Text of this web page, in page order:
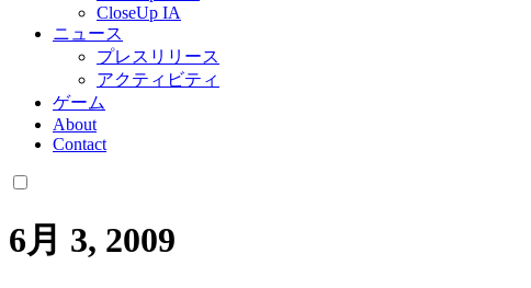
CloseUp IA
ニュース
プレスリリース
アクティビティ
ゲーム
About
Contact
6月 3, 2009